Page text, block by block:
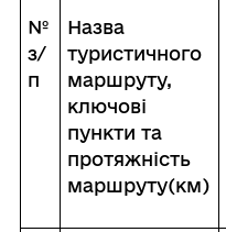
№
з/
п
Назва
туристичного
маршруту,
ключові
пункти та
протяжність
маршруту(км)